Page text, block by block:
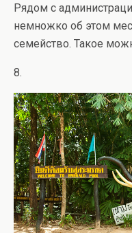
Рядом с
немножко об этом
семейство. Такое
8.